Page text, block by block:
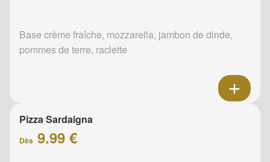
Base crème fraîche, mozzarella, jambon de dinde,
pommes de terre, raclette
Pizza Sardaigna
Dès 9.99 €